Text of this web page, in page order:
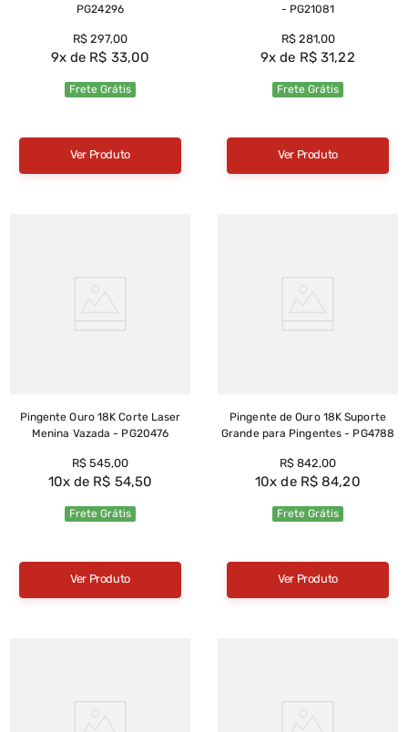
PG24296
R$ 297,00
9 R$ 33,00
Frete Grátis
Ver Produto
- PG21081
R$ 281,00
9 R$ 31,22
Frete Grátis
Ver Produto
Pingente Ouro 18K Corte Laser
Menina Vazada - PG20476
R$ 545,00
10 R$ 54,50
Frete Grátis
Ver Produto
Pingente de Ouro 18K Suporte
Grande para Pingentes - PG4788
R$ 842,00
10 R$ 84,20
Frete Grátis
Ver Produto